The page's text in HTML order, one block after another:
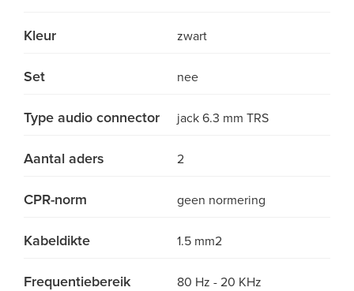
Kleur zwart
Set nee
Type audio connector jack 6.3 mm TRS
Aantal aders 2
CPR-norm geen normering
Kabeldikte 1.5 mm2
Frequentiebereik 80 Hz - 20 KHz